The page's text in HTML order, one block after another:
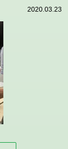
2020.03.23